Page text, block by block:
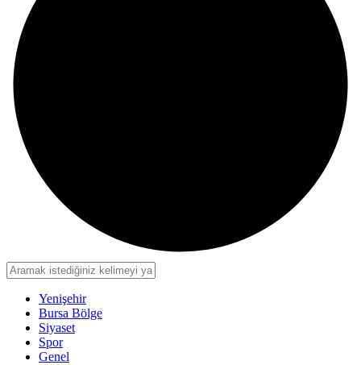
Yenişehir
Bursa Bölge
Siyaset
Spor
Genel